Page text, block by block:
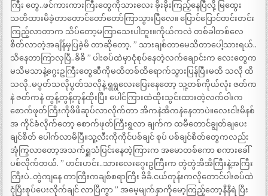
ကြီး တွေ..ဖင်ကားကားကြီးတွေကိုသားလေး ခိုးခိုးကြည့်နေပြီလို့ မြထွေး
သတိထားမိခဲ့တာတောင်တော်တော်ကြာသွားပြီလေ။ ပြောင်ပြောင်တင်းတင်း
ကြည့်လာတာက သိပ်တော့မကြာသေးပါဘူး။ကိုယ်ကလဲ တစ်ခါတစ်လေ
စိတ်လာတဲ့အချိန်မှပြခဲ့မိ တာဆိုတော့. ” သားချစ်တာမေသိတာပေါ့သားရယ်..
သိနေတာကြာလှပြီ..ခိခိ ” ပါးစပ်ထဲမှာငုံစုပ်နေတဲ့လက်ချောင်းက လေးတွေက
မသိမသာနဲ့ဂွေးဥကြီးတွေဆီကိုမထိတစ်ထိရောက်သွားပြန်ပြီ။မထိ သလို ထိ
သလို..မပွတ်သလိုပွတ်သလိုနဲ့ ရွရွလေးပြေးနေတော့ သူ့တစ်ကိုယ်လုံး ဇတ်က
နဲ ဇတ်ကနဲ တွန့်တွန့်တုန်ထိုးပြီး ပေါင်ကြားထဲထိုးသွင်းထားတဲ့လက်ဝါးက
စောက်ဖုတ်ကြီးကိုဖိဖိဆုပ်လာလိုက်တာ အိကနဲအိကနဲနေတာပဲ။လေးငါးမိနစ်
အ ကိုင်ခံလိုက်တော့ စောက်ဖုတ်ကြီးရွလာ ချက်က ထမီတောင်ချွတ်ချပေး
ချင်စိတ် ပေါက်လာမိပြီ။သူ့လီးကိုကိုင်ပစ်ချင် စုပ် ပစ်ချင်စိတ်တွေကလည်း
အုံကြွလာတော့အသက်ရှူသံပြင်းနေတဲ့ကြားက အမောတစ်ကော စကားခေါ်
ပစ်လိုက်တယ်. ” ဟင်းဟင်း..သားလေးဂွေးဥကြီးက တွဲတွဲအိအိကြီးနဲ့အကြီး
ကြီးပဲ..တွဲကျနေ တာကြီးကချစ်စရာကြီး ခိခိ.ငယ်တုန်းကလိုတောင်ပါးစပ်ထဲ
ငုံပြီးစုပ်ပေးလိုက်ချင် လာပြီကွာ ” အမေ့မျက်နှာကိုမော့ကြည့်တော့နီနီရဲ ပြီး